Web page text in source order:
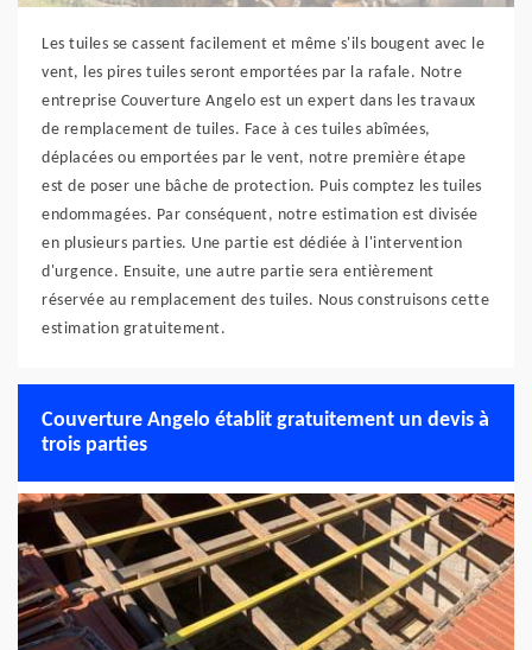
Les tuiles se cassent facilement et même s'ils bougent avec le
vent, les pires tuiles seront emportées par la rafale. Notre
entreprise Couverture Angelo est un expert dans les travaux
de remplacement de tuiles. Face à ces tuiles abîmées,
déplacées ou emportées par le vent, notre première étape
est de poser une bâche de protection. Puis comptez les tuiles
endommagées. Par conséquent, notre estimation est divisée
en plusieurs parties. Une partie est dédiée à l'intervention
d'urgence. Ensuite, une autre partie sera entièrement
réservée au remplacement des tuiles. Nous construisons cette
estimation gratuitement.
Couverture Angelo établit gratuitement un devis à
trois parties